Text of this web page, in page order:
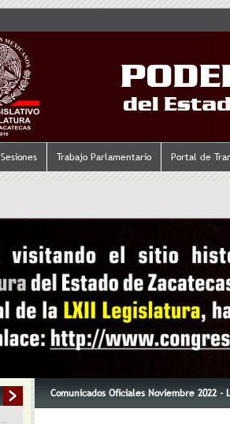
Sesiones Trabajo Parlamentario Portal de
Comunicados Oficiales Noviembre 2022 -